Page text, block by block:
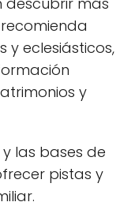
y eclesiásticos,
y
las bases de
pistas y